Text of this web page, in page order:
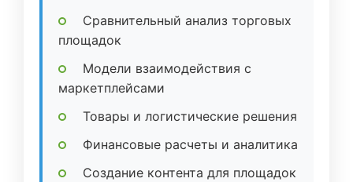
Сравнительный анализ торговых
площадок
Модели взаимодействия с
маркетплейсами
Товары и логистические решения
Финансовые расчеты и аналитика
Создание контента для площадок